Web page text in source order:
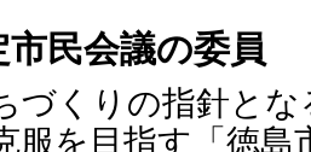
民会議の委員
くりの指針とな
服を目指す「徳